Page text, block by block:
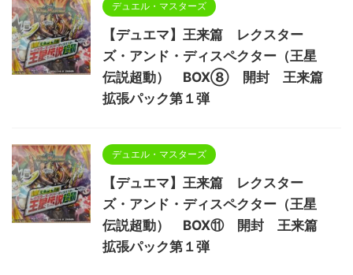
デュエル・マスターズ
【デュエマ】王来篇 レクスター
ズ・アンド・ディスペクター（王星
伝説超動） BOX⑧ 開封 王来篇
拡張パック第１弾
デュエル・マスターズ
【デュエマ】王来篇 レクスター
ズ・アンド・ディスペクター（王星
伝説超動） BOX⑪ 開封 王来篇
拡張パック第１弾